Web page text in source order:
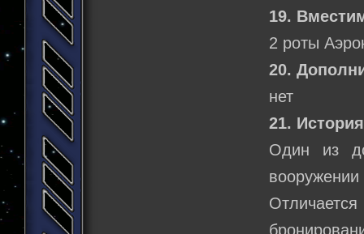
19.
2 роты
20.
нет
21.
Один из